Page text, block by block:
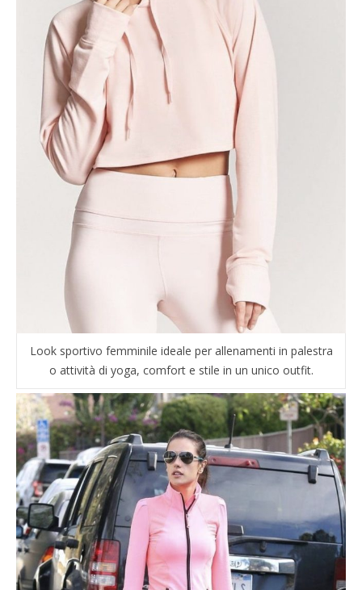
Look sportivo femminile ideale per allenamenti in palestra
o attività di yoga, comfort e stile in un unico outfit.